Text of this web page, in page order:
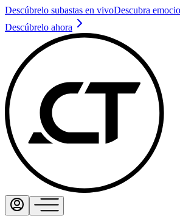
Descúbrelo subastas en vivoDescubra
Descúbrelo ahora